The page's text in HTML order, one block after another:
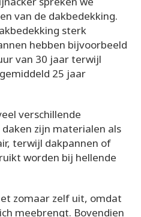
van de dakbedekking.
sterk
hebben bijvoorbeeld
van 30 jaar terwijl
25 jaar
verschillende
zijn materialen als
terwijl dakpannen of
worden bij hellende
zomaar zelf uit, omdat
meebrengt. Bovendien